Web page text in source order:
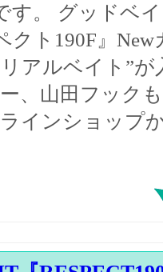
す。 グッドベ
クト190F』
リアルベイト”
、山田フック
インショップ